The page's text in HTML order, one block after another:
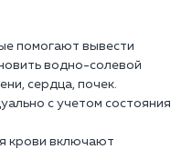
помогают вывести
водно-солевой
сердца, почек.
с учетом состояния
крови включают